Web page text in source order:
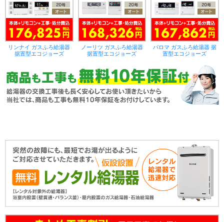
リンナイ ガスふろ給湯器
据置型エコジョーズ
ノーリツ ガスふろ給湯器
据置型エコジョーズ
パロマ ガスふろ給湯器 据
置型エコジョーズ